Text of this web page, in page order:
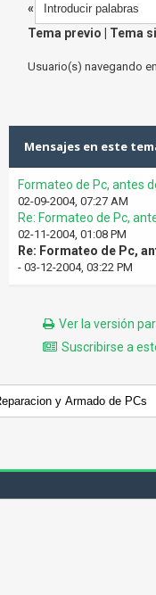
«
Tema previo
Tema
Usuario(s) navegando
Mensajes en este
Formateo de Pc, antes
02-09-2004, 07:27 AM
Re: Formateo de Pc,
02-11-2004, 01:08 PM
Re: Formateo de Pc,
- 03-12-2004, 03:22 PM
Ver la versión
Suscribirse a